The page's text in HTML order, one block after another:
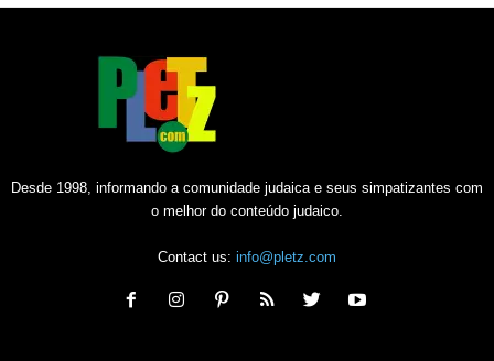
Desde 1998, informando a comunidade judaica e seus simpatizantes com
o melhor do conteúdo judaico.
Contact us: info@pletz.com